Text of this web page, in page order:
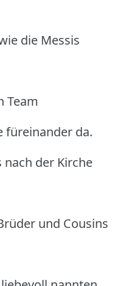
die Messis
Team
füreinander da.
nach der Kirche
und Cousins